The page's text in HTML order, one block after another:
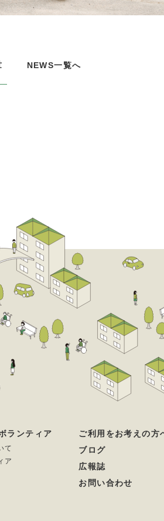
NEWS一覧へ
ランティア
て
ア
ご利用をお考えの方
ブログ
広報誌
お問い合わせ